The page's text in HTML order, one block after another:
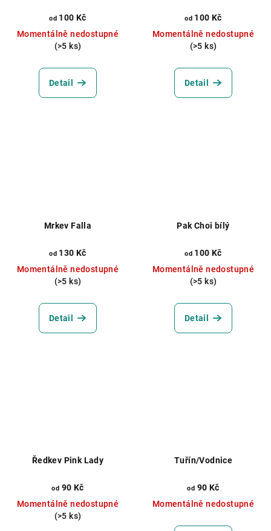
od 100 Kč
Momentálně nedostupné
(>5 ks)
Detail
od 100 Kč
Momentálně nedostupné
(>5 ks)
Detail
Mrkev Falla
od 130 Kč
Momentálně nedostupné
(>5 ks)
Detail
Pak Choi bílý
od 100 Kč
Momentálně nedostupné
(>5 ks)
Detail
Ředkev Pink Lady
od 90 Kč
Momentálně nedostupné
(>5 ks)
Tuřín/Vodnice
od 90 Kč
Momentálně nedostupné